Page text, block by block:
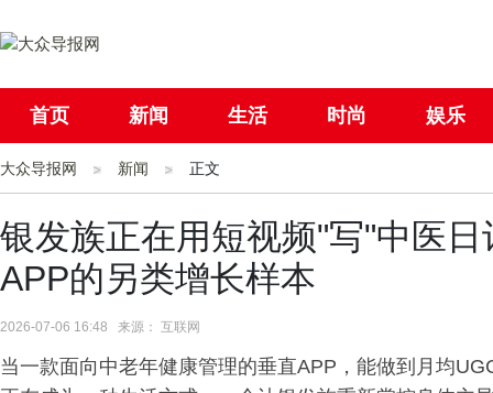
首页 新闻 生活 时尚 娱乐
社会 国际
大众导报网 新闻 正文
银发族正在用短视频"写"中医
APP的另类增长样本
2026-07-06 16:48 来源： 互联网
当一款面向中老年健康管理的垂直APP，能做到月均